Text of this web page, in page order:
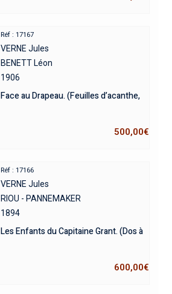
Réf : 17167
VERNE Jules
BENETT Léon
1906
Face au Drapeau. (Feuilles d’acanthe,
500,00€
Réf : 17166
VERNE Jules
RIOU - PANNEMAKER
1894
Les Enfants du Capitaine Grant. (Dos à
600,00€